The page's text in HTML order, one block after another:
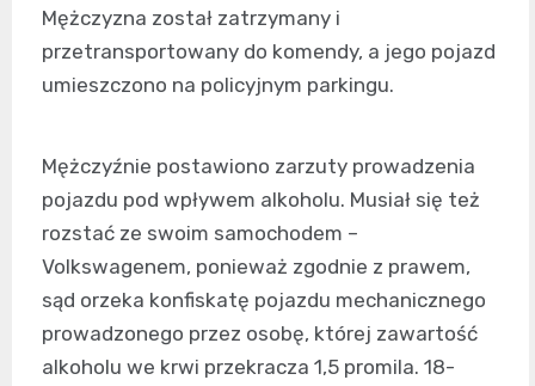
Mężczyzna został zatrzymany i
przetransportowany do komendy, a jego pojazd
umieszczono na policyjnym parkingu.
Mężczyźnie postawiono zarzuty prowadzenia
pojazdu pod wpływem alkoholu. Musiał się też
rozstać ze swoim samochodem –
Volkswagenem, ponieważ zgodnie z prawem,
sąd orzeka konfiskatę pojazdu mechanicznego
prowadzonego przez osobę, której zawartość
alkoholu we krwi przekracza 1,5 promila. 18-